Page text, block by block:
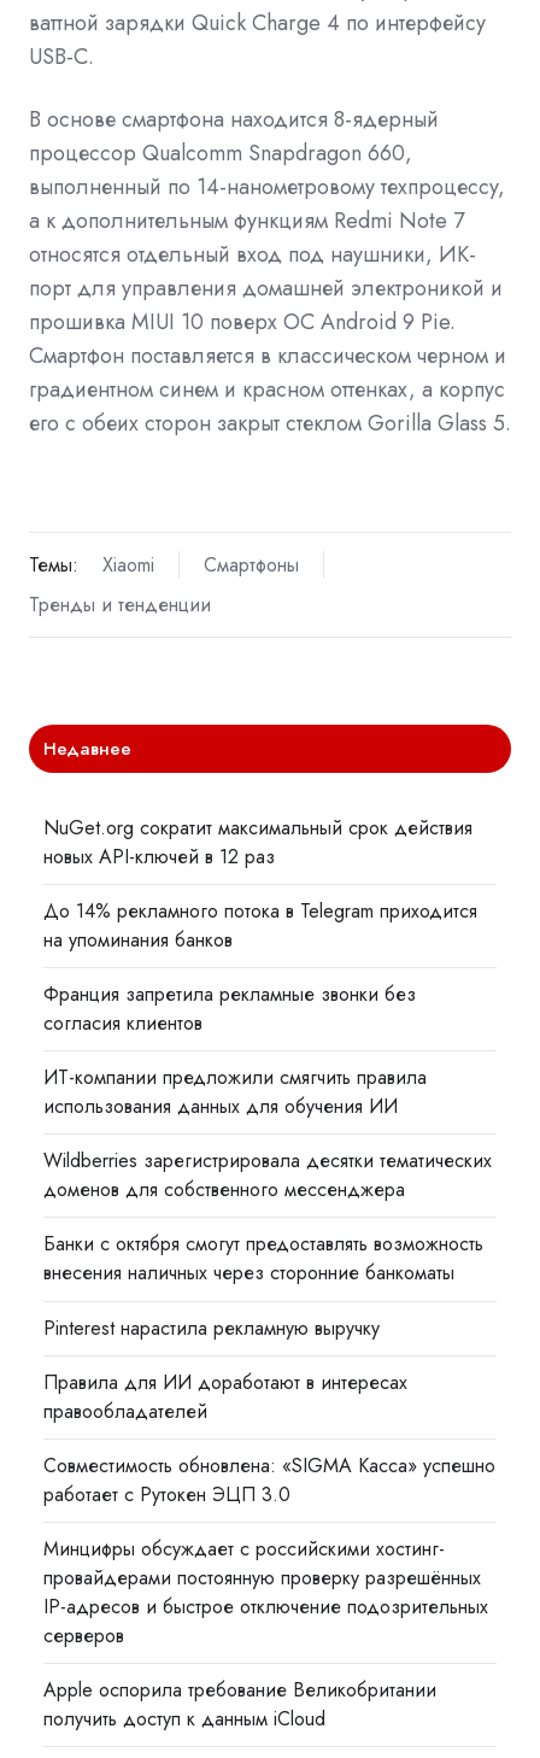
ваттной зарядки Quick Charge 4 по интерфейсу
USB-C.
В основе смартфона находится 8-ядерный
процессор Qualcomm Snapdragon 660,
выполненный по 14-нанометровому техпроцессу,
а к дополнительным функциям Redmi Note 7
относятся отдельный вход под наушники, ИК-
порт для управления домашней электроникой и
прошивка MIUI 10 поверх ОС Android 9 Pie.
Смартфон поставляется в классическом черном и
градиентном синем и красном оттенках, а корпус
его с обеих сторон закрытстеклом Gorilla Glass 5.
Темы: Xiaomi
Смартфоны
Тренды и тенденции
Недавнее
NuGet.org сократит максимальный срок действия
новых API-ключей в 12 раз
До 14% рекламного потока в Telegram приходится
на упоминания банков
Франция запретила рекламные звонки без
согласия клиентов
ИТ-компании предложили смягчить правила
использования данных для обучения ИИ
Wildberries зарегистрировала десятки тематических
доменов для собственного мессенджера
Банки с октября смогут предоставлять возможность
внесения наличных через сторонние банкоматы
Pinterest нарастила рекламную выручку
Правила для ИИ доработают в интересах
правообладателей
Совместимость обновлена: «SIGMA Касса» успешно
работает с Рутокен ЭЦП 3.0
Минцифры обсуждает с российскими хостинг-
провайдерами постоянную проверку разрешённых
IP-адресов и быстрое отключение подозрительных
серверов
Apple оспорила требование Великобритании
получить доступ к данным iCloud